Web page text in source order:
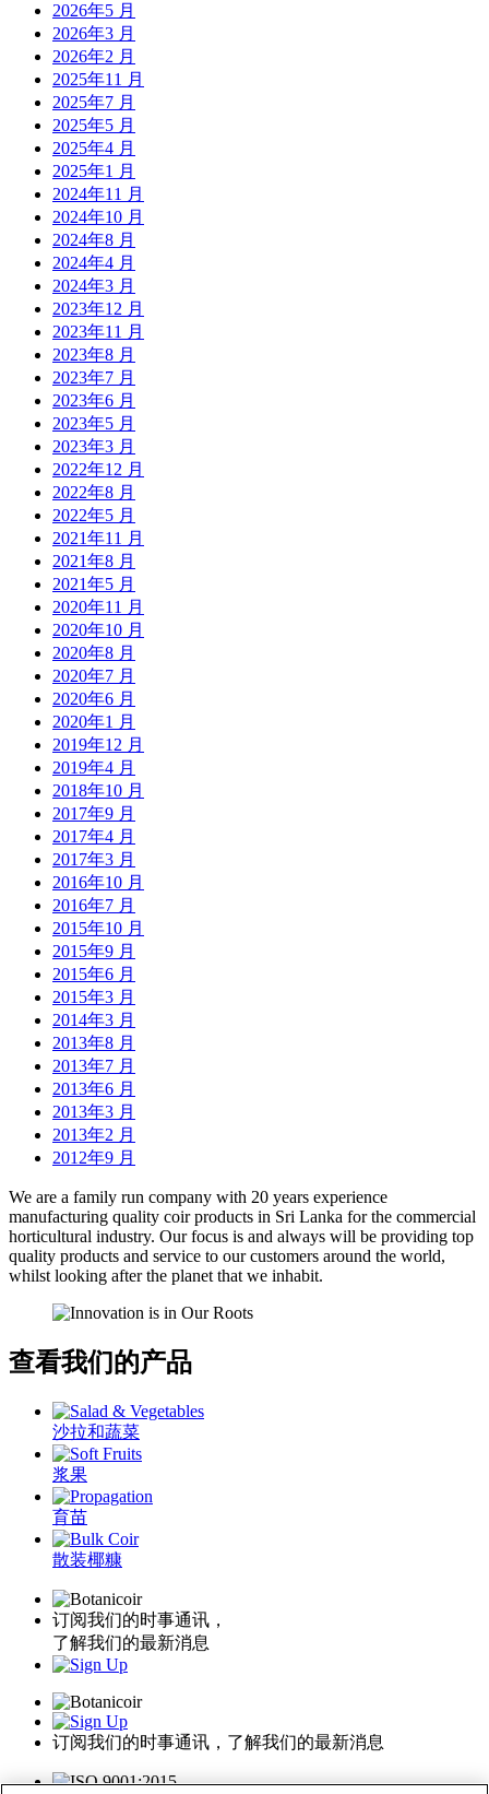
2026年5 月
2026年3 月
2026年2 月
2025年11 月
2025年7 月
2025年5 月
2025年4 月
2025年1 月
2024年11 月
2024年10 月
2024年8 月
2024年4 月
2024年3 月
2023年12 月
2023年11 月
2023年8 月
2023年7 月
2023年6 月
2023年5 月
2023年3 月
2022年12 月
2022年8 月
2022年5 月
2021年11 月
2021年8 月
2021年5 月
2020年11 月
2020年10 月
2020年8 月
2020年7 月
2020年6 月
2020年1 月
2019年12 月
2019年4 月
2018年10 月
2017年9 月
2017年4 月
2017年3 月
2016年10 月
2016年7 月
2015年10 月
2015年9 月
2015年6 月
2015年3 月
2014年3 月
2013年8 月
2013年7 月
2013年6 月
2013年3 月
2013年2 月
2012年9 月
We are a family run company with 20 years experience
manufacturing quality coir products in Sri Lanka for the commercial
horticultural industry. Our focus is and always will be providing top
quality products and service to our customers around the world,
whilst looking after the planet that we inhabit.
查看我们的产品
沙拉和蔬菜
浆果
育苗
散装椰糠
订阅我们的时事通讯，
了解我们的最新消息
订阅我们的时事通讯，了解我们的最新消息